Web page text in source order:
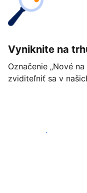
Vyniknite na
Označenie „Nové
zviditeľniť sa v
Začať ešte dnes